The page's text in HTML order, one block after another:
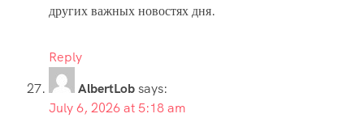
других важных новостях дня.
Reply
AlbertLobsays:
July 6, 2026 at 5:18 am